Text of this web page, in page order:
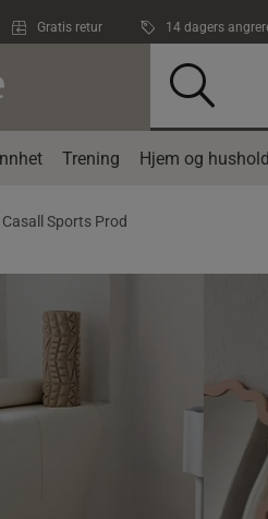
Gratis retur 14 dagers
Trening Hjem og
Casall Sports Prod